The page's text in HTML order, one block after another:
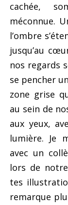
cachée,
méconnue.
l’ombre
jusqu’au
nos regards
se pencher
zone grise
au sein de
aux yeux,
lumière. Je
avec un
lors de
tes
remarque